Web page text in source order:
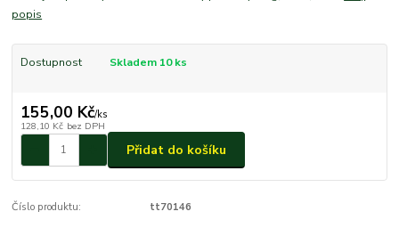
popis
Dostupnost Skladem 10 ks
155,00 Kč/ks
128,10 Kč bez DPH
Přidat do košíku
Číslo produktu: tt70146